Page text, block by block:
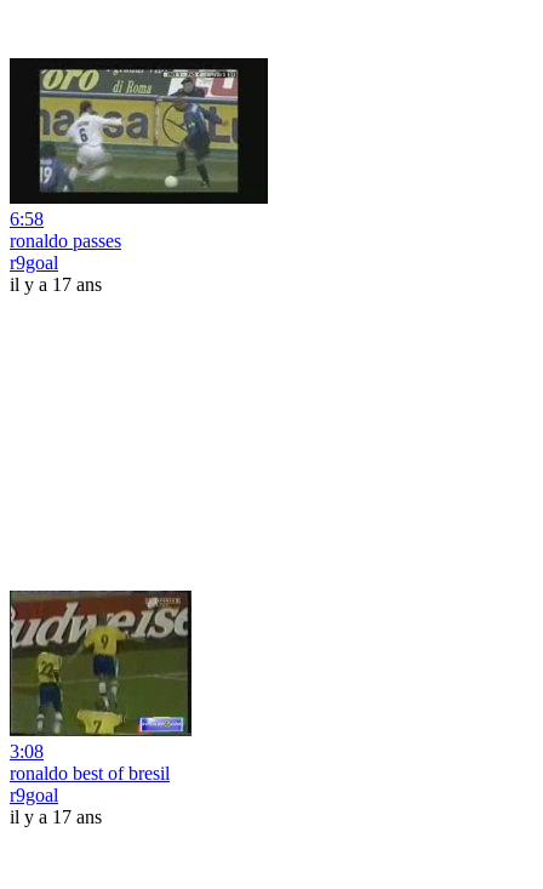
6:58
ronaldo passes
r9goal
il y a 17 ans
3:08
ronaldo best of bresil
r9goal
il y a 17 ans